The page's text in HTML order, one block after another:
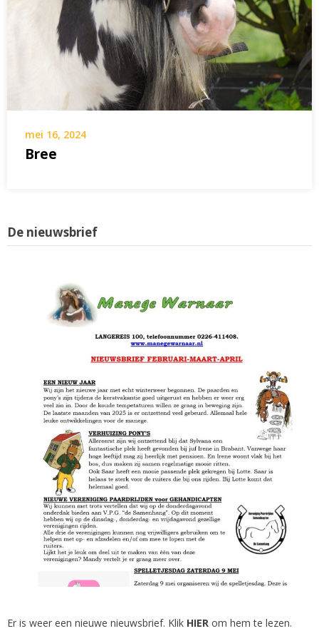
mei 16, 2024
Bree
De nieuwsbrief
Er is weer een nieuwe nieuwsbrief. Klik HIER om hem te lezen.